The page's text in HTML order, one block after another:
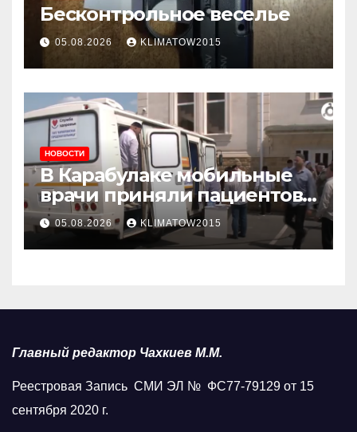
Бесконтрольное веселье
05.08.2026 KLIMATOW2015
НОВОСТИ
В Карабулаке мобильные
врачи приняли пациентов
у стен мечети
05.08.2026 KLIMATOW2015
Главный редактор Чахкиев М.М.
Реестровая Запись СМИ ЭЛ № ФС77-79129 от 15
сентября 2020 г.